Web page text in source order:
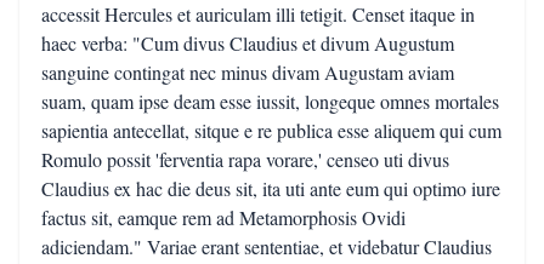
accessit Hercules et auriculam illi tetigit. Censet itaque in
haec verba: "Cum divus Claudius et divum Augustum
sanguine contingat nec minus divam Augustam aviam
suam, quam ipse deam esse iussit, longeque omnes mortales
sapientia antecellat, sitque e re publica esse aliquem qui cum
Romulo possit 'ferventia rapa vorare,' censeo uti divus
Claudius ex hac die deus sit, ita uti ante eum qui optimo iure
factus sit, eamque rem ad Metamorphosis Ovidi
adiciendam." Variae erant sententiae, et videbatur Claudius